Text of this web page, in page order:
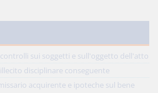
sui soggetti e sull'oggetto dell'atto
disciplinare conseguente
acquirente e ipoteche sul bene